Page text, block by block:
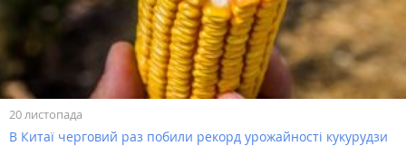
20 листопада
В Китаї черговий раз побили рекорд урожайності кукурудзи